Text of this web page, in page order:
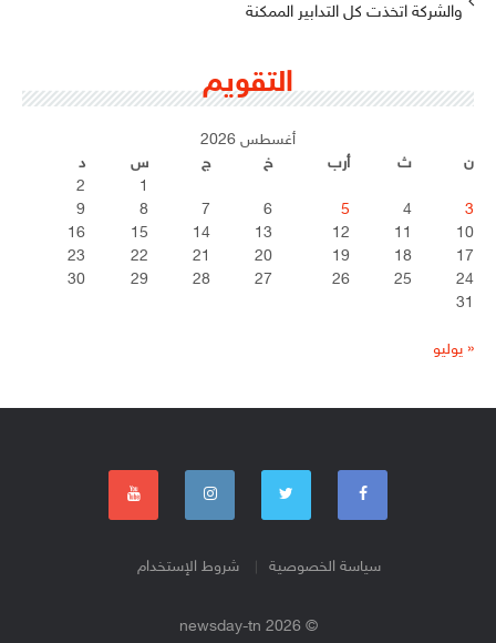
والشركة اتخذت كل التدابير الممكنة
التقويم
أغسطس 2026
ن
ث أرب خ ج س
د
1
2
3
4
5
6
7
8
9
10
11
12
13
14
15
16
17
18
19
20
21
22
23
24
25
26
27
28
29
30
31
« يوليو
سياسة الخصوصية شروط الإستخدام
© 2026 newsday-tn